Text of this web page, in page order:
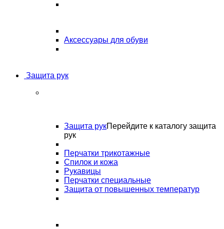
Аксессуары для обуви
Защита рук
Защита рукПерейдите к каталогу защита
рук
Перчатки трикотажные
Спилок и кожа
Рукавицы
Перчатки специальные
Защита от повышенных температур